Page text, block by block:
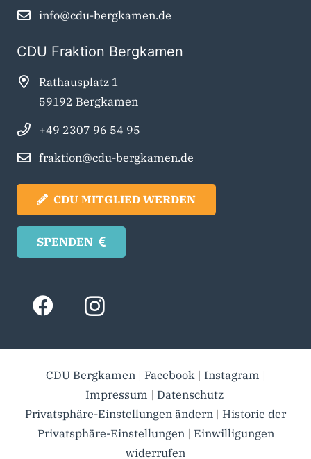
info@cdu-bergkamen.de
CDU Fraktion Bergkamen
Rathausplatz 1
59192 Bergkamen
+49 2307 96 54 95
fraktion@cdu-bergkamen.de
CDU MITGLIED WERDEN
SPENDEN
CDU Bergkamen | Facebook | Instagram |
Impressum | Datenschutz
Privatsphäre-Einstellungen ändern | Historie der
Privatsphäre-Einstellungen | Einwilligungen
widerrufen